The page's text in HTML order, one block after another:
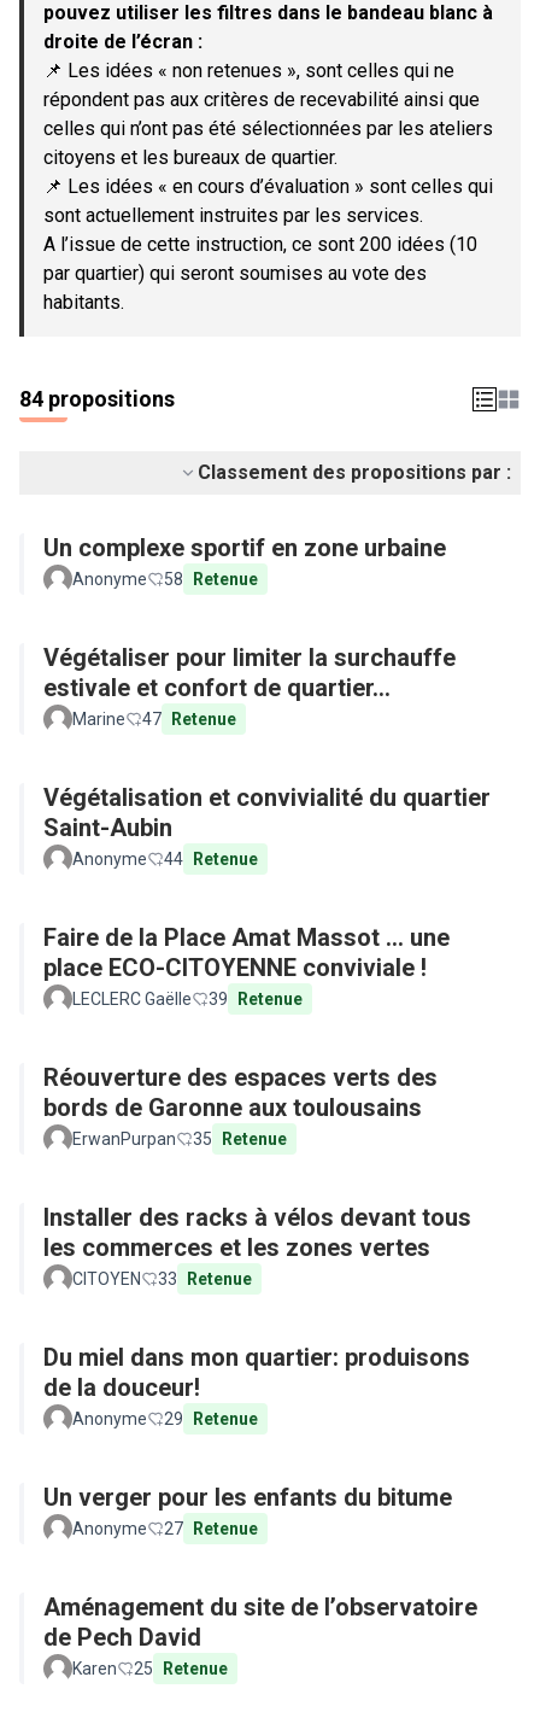
pouvez utiliser les filtres dans le bandeau blanc à
droite de l’écran :
📌 Les idées « non retenues », sont celles qui ne
répondent pas aux critères de recevabilité ainsi que
celles qui n’ont pas été sélectionnées par les ateliers
citoyens et les bureaux de quartier.
📌 Les idées « en cours d’évaluation » sont celles qui
sont actuellement instruites par les services.
A l’issue de cette instruction, ce sont 200 idées (10
par quartier) qui seront soumises au vote des
habitants.
84 propositions
Classement des propositions par :
Un complexe sportif en zone urbaine
Anonyme 58 Retenue
Végétaliser pour limiter la surchauffe
estivale et confort de quartier...
Marine 47 Retenue
Végétalisation et convivialité du quartier
Saint-Aubin
Anonyme 44 Retenue
Faire de la Place Amat Massot ... une
place ECO-CITOYENNE conviviale !
LECLERC Gaëlle 39 Retenue
Réouverture des espaces verts des
bords de Garonne aux toulousains
ErwanPurpan 35 Retenue
Installer des racks à vélos devant tous
les commerces et les zones vertes
CITOYEN 33 Retenue
Du miel dans mon quartier: produisons
de la douceur!
Anonyme 29 Retenue
Un verger pour les enfants du bitume
Anonyme 27 Retenue
Aménagement du site de l’observatoire
de Pech David
Karen 25 Retenue